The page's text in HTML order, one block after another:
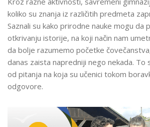
koliko su znanja iz različitih predmeta
Saznali su kako prirodne nauke mogu da
otkrivanju istorije, na koji način nam
da bolje razumemo početke
danas zaista napredniji nego nekada. To
od pitanja na koja su učenici tokom
odgovore.